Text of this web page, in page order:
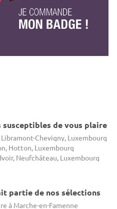
de vous plaire
Chevigny, Luxembourg
Hotton, Luxembourg
Neufchâteau, Luxembourg
partie de nos sélections
à Marche-en-Famenne